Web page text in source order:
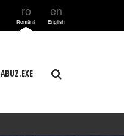
ro
Română
en
English
ABUZ.EXE